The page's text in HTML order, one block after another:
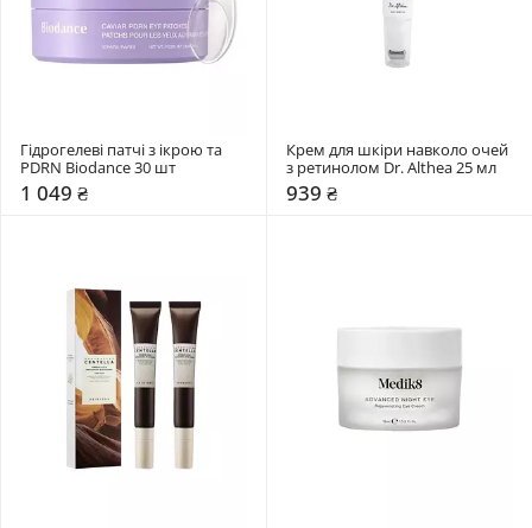
Гідрогелеві патчі з ікрою та
PDRN Biodance 30 шт
1 049 ₴
Крем для шкіри навколо очей
з ретинолом Dr. Althea 25 мл
939 ₴